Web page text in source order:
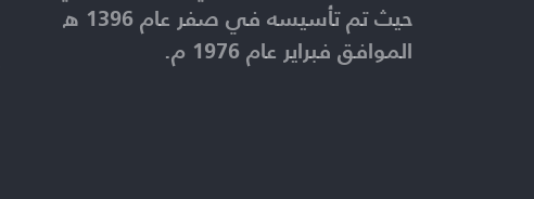
حيث تم تأسيسه في صفر عام 1396 ه
الموافق فبراير عام 1976 م.